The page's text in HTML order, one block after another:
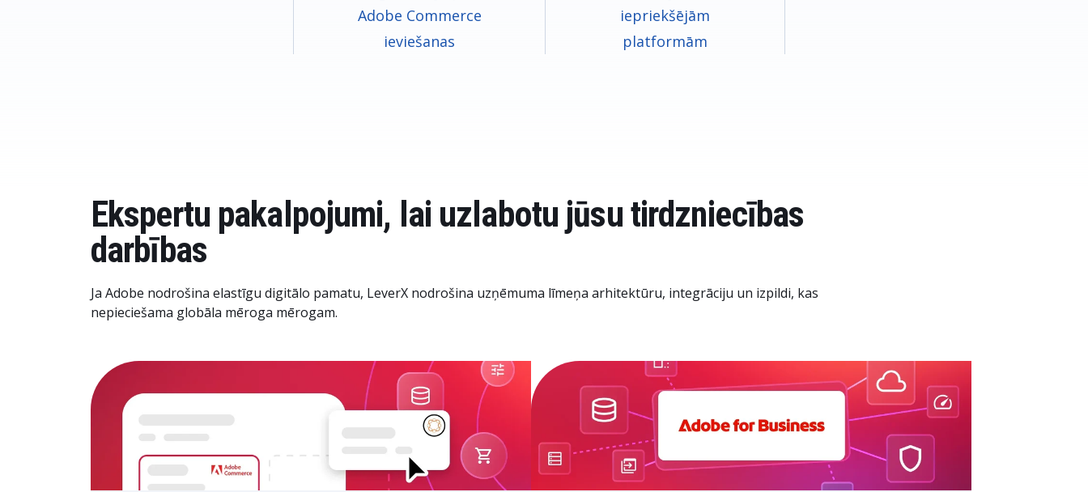
Adobe Commerce
ieviešanas
iepriekšējām
platformām
Ekspertu pakalpojumi, lai uzlabotu jūsu tirdzniecības
darbības
Ja Adobe nodrošina elastīgu digitālo pamatu, LeverX nodrošina uzņēmuma līmeņa arhitektūru, integrāciju un izpildi, kas
nepieciešama globāla mēroga mērogam.